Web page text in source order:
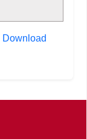
Download